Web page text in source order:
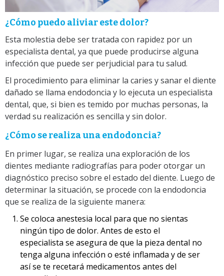
¿Cómo puedo aliviar este dolor?
Esta molestia debe ser tratada con rapidez por un
especialista dental, ya que puede producirse alguna
infección que puede ser perjudicial para tu salud.
El procedimiento para eliminar la caries y sanar el diente
dañado se llama endodoncia y lo ejecuta un especialista
dental, que, si bien es temido por muchas personas, la
verdad su realización es sencilla y sin dolor.
¿Cómo se realiza una endodoncia?
En primer lugar, se realiza una exploración de los
dientes mediante radiografías para poder otorgar un
diagnóstico preciso sobre el estado del diente. Luego de
determinar la situación, se procede con la endodoncia
que se realiza de la siguiente manera:
Se coloca anestesia local para que no sientas
ningún tipo de dolor. Antes de esto el
especialista se asegura de que la pieza dental no
tenga alguna infección o esté inflamada y de ser
así se te recetará medicamentos antes del